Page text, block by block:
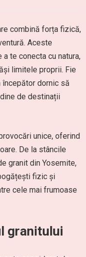
combină forța fizică,
Aceste
te conecta cu natura,
limitele proprii. Fie
dornic să
de destinații
unice, oferind
De la stâncile
granit din Yosemite,
fizic și
cele mai frumoase
granitului